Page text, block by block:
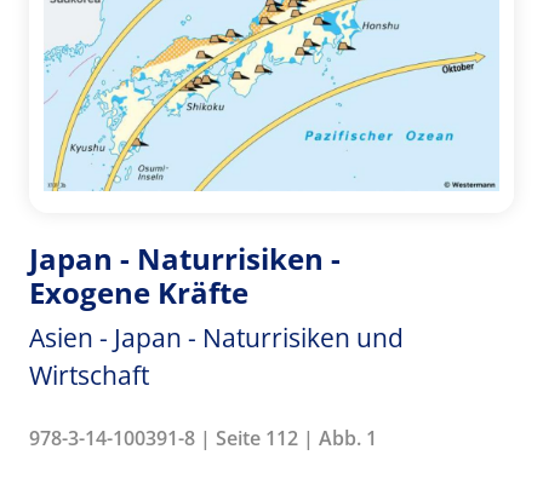
Japan - Naturrisiken -
Exogene Kräfte
Asien - Japan - Naturrisiken und
Wirtschaft
978-3-14-100391-8 | Seite 112 | Abb. 1